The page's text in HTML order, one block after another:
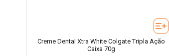
Creme Dental Xtra White Colgate Tripla Ação
Caixa 70g